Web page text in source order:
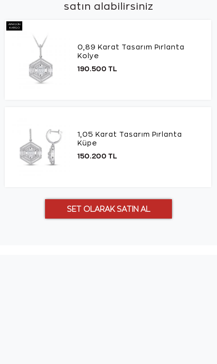
satın alabilirsiniz
AYNI GÜN
KARGO
0,89 Karat Tasarım Pırlanta
Kolye
190.500 TL
1,05 Karat Tasarım Pırlanta
Küpe
150.200 TL